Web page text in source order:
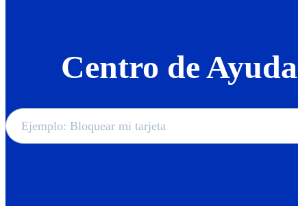
Centro de Ayuda